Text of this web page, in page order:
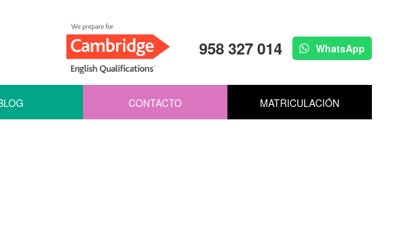
958 327 014 WhatsApp
CONTACTO MATRICULACIÓN